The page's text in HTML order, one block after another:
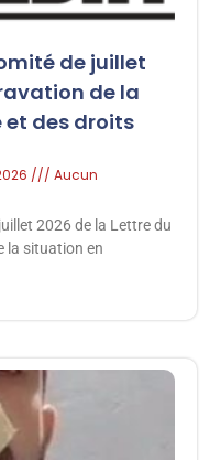
de juillet
de la
et des droits
Aucun
2026 de la Lettre du
la situation en